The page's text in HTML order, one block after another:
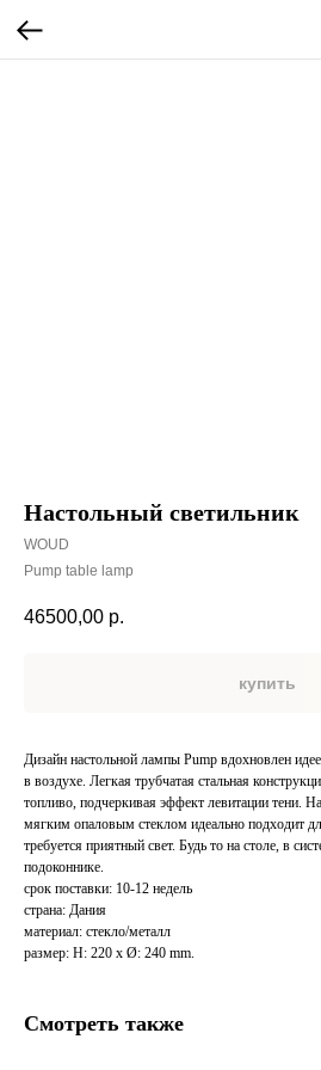
Настольный светильник
WOUD
Pump table lamp
46500,00 р.
купить
Дизайн настольной лампы Pump вдохновлен
в воздухе. Легкая трубчатая стальная
топливо, подчеркивая эффект левитации тени.
мягким опаловым стеклом идеально подходит
требуется приятный свет. Будь то на столе, в
подоконнике.
срок поставки: 10-12 недель
страна: Дания
материал: стекло/металл
размер: H: 220 x Ø: 240 mm.
Смотреть также